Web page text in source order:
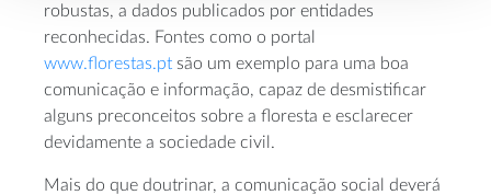
robustas, a dados publicados por entidades
reconhecidas. Fontes como o portal
www.florestas.pt são um exemplo para uma boa
comunicação e informação, capaz de desmistificar
alguns preconceitos sobre a floresta e esclarecer
devidamente a sociedade civil.
Mais do que doutrinar, a comunicação social deverá